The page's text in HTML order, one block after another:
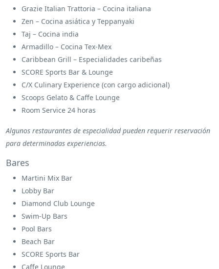
Grazie Italian Trattoria – Cocina italiana
Zen – Cocina asiática y Teppanyaki
Taj – Cocina india
Armadillo – Cocina Tex-Mex
Caribbean Grill – Especialidades caribeñas
SCORE Sports Bar & Lounge
C/X Culinary Experience (con cargo adicional)
Scoops Gelato & Caffe Lounge
Room Service 24 horas
Algunos restaurantes de especialidad pueden requerir reservación
para determinadas experiencias.
Bares
Martini Mix Bar
Lobby Bar
Diamond Club Lounge
Swim-Up Bars
Pool Bars
Beach Bar
SCORE Sports Bar
Caffe Lounge